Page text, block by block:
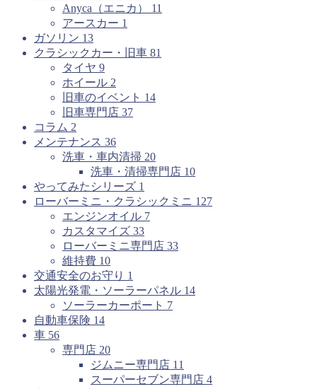
Anyca（エニカ） 11
アースカー 1
ガソリン 13
クラシックカー・旧車 81
タイヤ 9
ホイール 2
旧車のイベント 14
旧車専門店 37
コラム 2
メンテナンス 36
洗車・車内清掃 20
洗車・清掃専門店 10
やってみたシリーズ 1
ローバーミニ・クラシックミニ 127
エンジンオイル 7
カスタマイズ 33
ローバーミニ専門店 33
維持費 10
交通安全のお守り 1
太陽光発電・ソーラーパネル 14
ソーラーカーポート 7
自動車保険 14
車 56
専門店 20
ジムニー専門店 11
スーパーセブン専門店 4